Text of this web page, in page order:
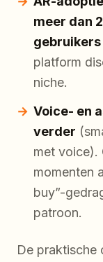
meer dan
gebruikers
platform
niche.
Voice- en
verder
met voice).
momenten
buy”-
patroon.
De praktische